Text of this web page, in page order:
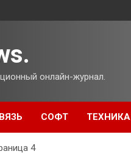
онлайн-журнал.
СОФТ ТЕХНИКА
4